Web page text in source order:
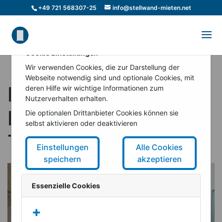
Wir verwenden Cookies, die zur Darstellung der
Webseite notwendig sind und optionale Cookies, mit
deren Hilfe wir wichtige Informationen zum
Nutzerverhalten erhalten.
Die optionalen Drittanbieter Cookies können sie
selbst aktivieren oder deaktivieren
Einstellungen
speichern
Alle Cookies
akzeptieren
Essenzielle Cookies
+
+49 721 568307-25 info@stellwand-mieten.net
Pinnwände und
Flipcharts für
Tagungen